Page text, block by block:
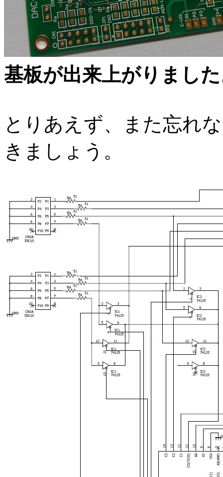
基板が出来上がりまし
とりあえず、また忘れ
きましょう。